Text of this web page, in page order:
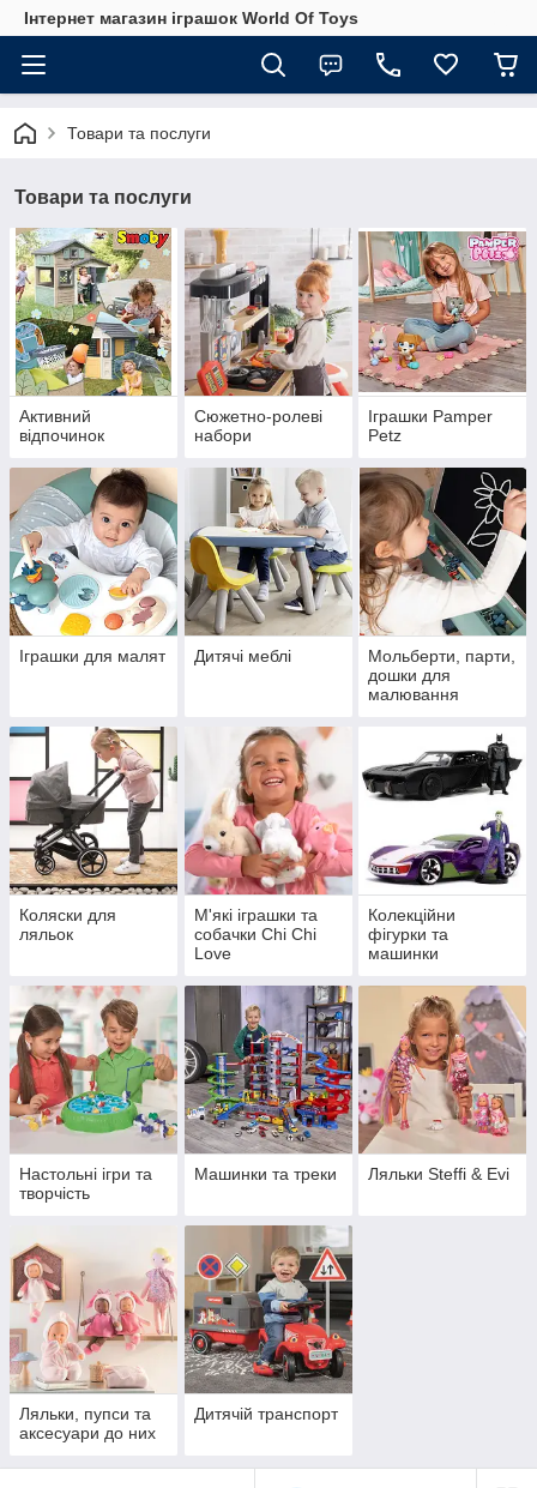
Інтернет магазин іграшок World Of Toys
Товари та послуги
Товари та послуги
Активний
відпочинок
Сюжетно-ролеві
набори
Іграшки Pamper
Petz
Іграшки для малят Дитячі меблі
Мольберти, парти,
дошки для
малювання
Коляски для
ляльок
М'які іграшки та
собачки Chi Chi
Love
Колекційни
фігурки та
машинки
Настольні ігри та
творчість
Машинки та треки Ляльки Steffi & Evi
Ляльки, пупси та
аксесуари до них
Дитячій транспорт